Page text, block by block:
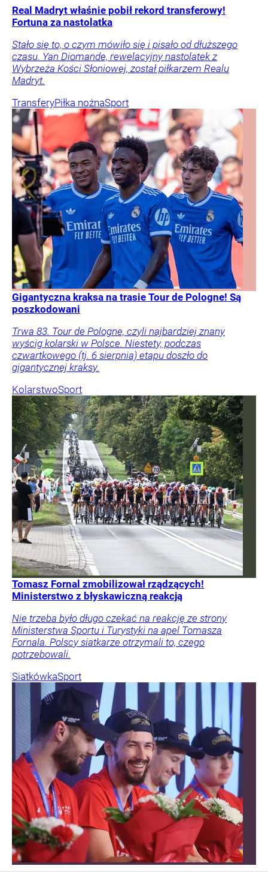
Real Madryt właśnie pobił rekord transferowy!
Fortuna za nastolatka
Stało się to, o czym mówiło się i pisało od dłuższego
czasu. Yan Diomande, rewelacyjny nastolatek z
Wybrzeża Kości Słoniowej, został piłkarzem Realu
Madryt.
TransferyPiłka nożnaSport
Gigantyczna kraksa na trasie Tour de Pologne! Są
poszkodowani
Trwa 83. Tour de Pologne, czyli najbardziej znany
wyścig kolarski w Polsce. Niestety, podczas
czwartkowego (tj. 6 sierpnia) etapu doszło do
gigantycznej kraksy.
KolarstwoSport
Tomasz Fornal zmobilizował rządzących!
Ministerstwo z błyskawiczną reakcją
Nie trzeba było długo czekać na reakcję ze strony
Ministerstwa Sportu i Turystyki na apel Tomasza
Fornala. Polscy siatkarze otrzymali to, czego
potrzebowali.
SiatkówkaSport